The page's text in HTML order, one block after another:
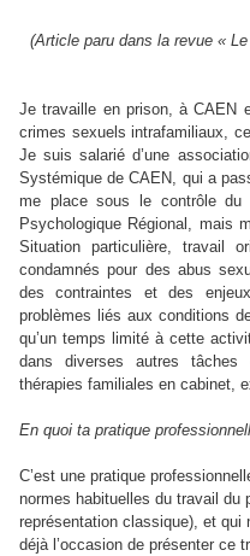
(Article paru dans la revue «
Je travaille en prison, à CAEN
crimes sexuels intrafamiliaux,
Je suis salarié d’une
Systémique de CAEN, qui a
me place sous le contrôle
Psychologique Régional, mais
Situation particulière, travail
condamnés pour des abus
des contraintes et des
problèmes liés aux conditions
qu’un temps limité à cette
dans diverses autres tâches
thérapies familiales en cabinet,
En quoi ta pratique
C’est une pratique
normes habituelles du travail du
représentation classique), et qui
déjà l’occasion de présenter ce